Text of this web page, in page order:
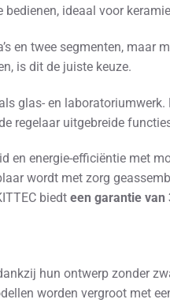
ideaal voor
en twee segmenten, maar
is dit de juiste keuze.
glas- en
regelaar uitgebreide
en energie-efficiëntie met
wordt met zorg
biedt een garantie van
hun ontwerp zonder
worden vergroot met